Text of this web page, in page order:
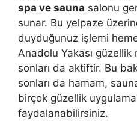
spa ve sauna salonu
sunar. Bu yelpaze
duyduğunuz işlemi
Anadolu Yakası
sonları da aktiftir. Bu
sonları da hamam,
birçok güzellik
faydalanabilirsiniz.